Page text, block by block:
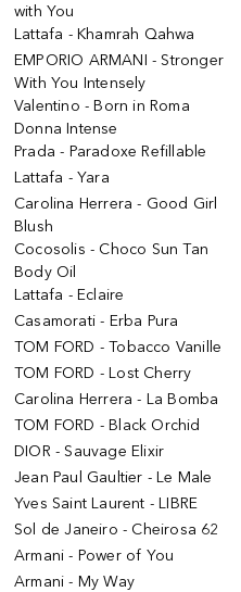
with You
Lattafa - Khamrah Qahwa
EMPORIO ARMANI - Stronger
With You Intensely
Valentino - Born in Roma
Donna Intense
Prada - Paradoxe Refillable
Lattafa - Yara
Carolina Herrera - Good Girl
Blush
Cocosolis - Choco Sun Tan
Body Oil
Lattafa - Eclaire
Casamorati - Erba Pura
TOM FORD - Tobacco Vanille
TOM FORD - Lost Cherry
Carolina Herrera - La Bomba
TOM FORD - Black Orchid
DIOR - Sauvage Elixir
Jean Paul Gaultier - Le Male
Yves Saint Laurent - LIBRE
Sol de Janeiro - Cheirosa 62
Armani - Power of You
Armani - My Way